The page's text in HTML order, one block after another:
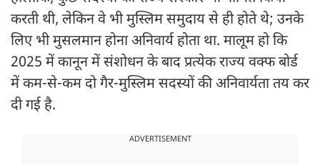
करती थी, लेकिन वे भी मुस्लिम समुदाय से ही होते थे; उनके
लिए भी मुसलमान होना अनिवार्य होता था. मालूम हो कि
2025 में कानून में संशोधन के बाद प्रत्येक राज्य वक्फ बोर्ड
में कम-से-कम दो गैर-मुस्लिम सदस्यों की अनिवार्यता तय कर
दी गई है.
ADVERTISEMENT